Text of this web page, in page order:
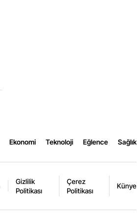
Ekonomi Teknoloji Eğlence Sağlık
Gizlilik
Politikası
Çerez
Politikası
Künye